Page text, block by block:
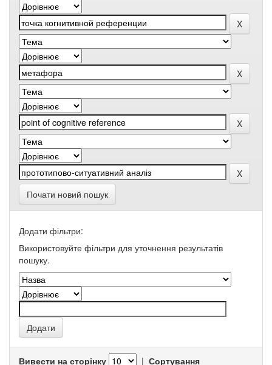
Почати новий пошук
Додати фільтри:
Використовуйте фільтри для уточнення результатів
пошуку.
Вивести на сторінку | Сортування